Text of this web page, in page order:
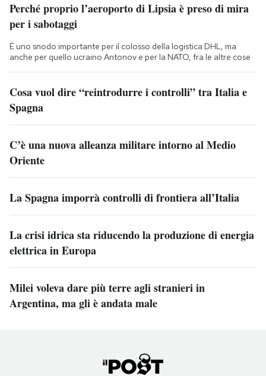
Perché proprio l’aeroporto di Lipsia è preso di mira
per i sabotaggi
È uno snodo importante per il colosso della logistica DHL, ma
anche per quello ucraino Antonov e per la NATO, fra le altre cose
Cosa vuol dire “reintrodurre i controlli” tra Italia e
Spagna
C’è una nuova alleanza militare intorno al Medio
Oriente
La Spagna imporrà controlli di frontiera all’Italia
La crisi idrica sta riducendo la produzione di energia
elettrica in Europa
Milei voleva dare più terre agli stranieri in
Argentina, ma gli è andata male